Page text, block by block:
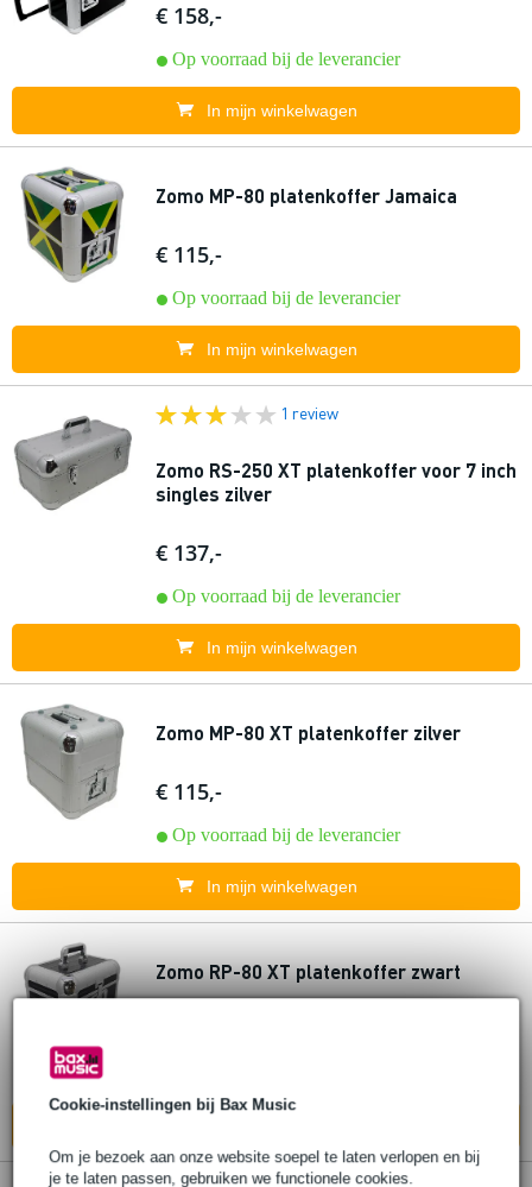
Cookie-instellingen bij Bax Music
Om je bezoek aan onze website soepel te laten verlopen en bij
je te laten passen, gebruiken we functionele cookies.
€ 158,-
Op voorraad bij de leverancier
In mijn winkelwagen
Zomo MP-80 platenkoffer Jamaica
€ 115,-
Op voorraad bij de leverancier
In mijn winkelwagen
1 review
Zomo RS-250 XT platenkoffer voor 7 inch
singles zilver
€ 137,-
Op voorraad bij de leverancier
In mijn winkelwagen
Zomo MP-80 XT platenkoffer zilver
€ 115,-
Op voorraad bij de leverancier
In mijn winkelwagen
Zomo RP-80 XT platenkoffer zwart